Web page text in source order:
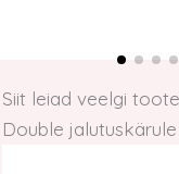
Siit leiad veelgi
Double jalutuskärule